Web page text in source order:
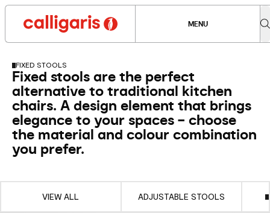
MENU
FIXED STOOLS
Fixed stools are the perfect
alternative to traditional kitchen
chairs. A design element that brings
elegance to your spaces – choose
the material and colour combination
you prefer.
VIEW ALL ADJUSTABLE STOOLS